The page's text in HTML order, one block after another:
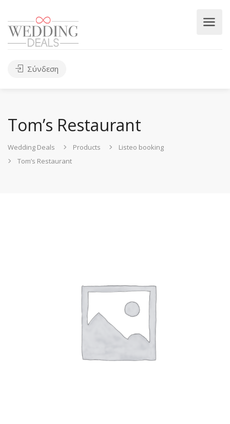
Σύνδεση
Tom’s Restaurant
Wedding Deals Products
Listeo booking
Tom’s Restaurant